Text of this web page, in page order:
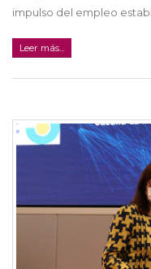
impulso del empleo
Leer más...